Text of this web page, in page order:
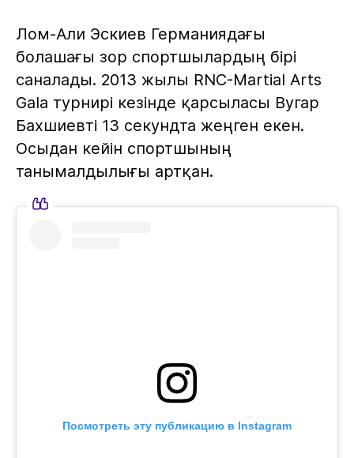
Лом-Али Эскиев Германиядағы
болашағы зор спортшылардың бірі
саналады. 2013 жылы RNC-Martial Arts
Gala турнирі кезінде қарсыласы Вугар
Бахшиевті 13 секундта жеңген екен.
Осыдан кейін спортшының
танымалдылығы артқан.
Посмотреть эту публикацию в Instagram